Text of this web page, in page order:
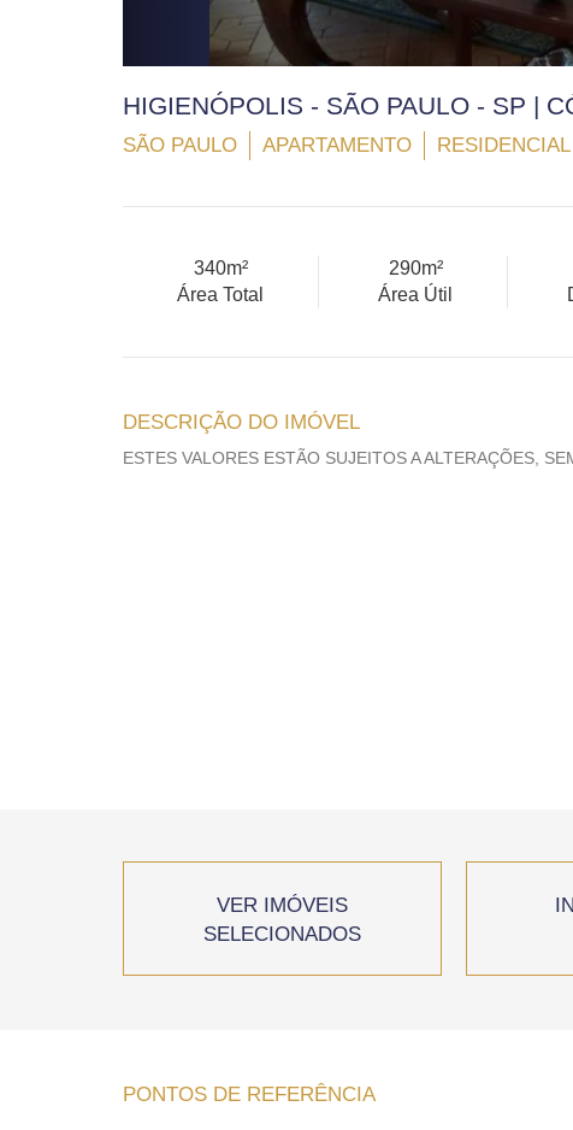
HIGIENÓPOLIS - SÃO PAULO - SP |
SÃO PAULO APARTAMENTO RESIDENCIAL
340m²
Área Total
290m²
Área Útil
DESCRIÇÃO DO IMÓVEL
ESTES VALORES ESTÃO SUJEITOS A ALTERAÇÕES,
VER IMÓVEIS
SELECIONADOS
PONTOS DE REFERÊNCIA